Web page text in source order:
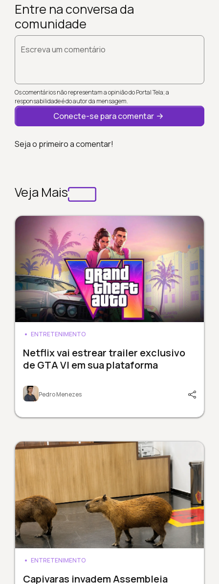
Entre na conversa da
comunidade
Escreva um comentário
Os comentários não representam a opinião do Portal Tela; a
responsabilidade é do autor da mensagem.
Conecte-se para comentar
Seja o primeiro a comentar!
Veja Mais
ENTRETENIMENTO
Netflix vai estrear trailer exclusivo
de GTA VI em sua plataforma
Pedro Menezes
ENTRETENIMENTO
Capivaras invadem Assembleia